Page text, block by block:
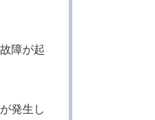
障が起
発生し